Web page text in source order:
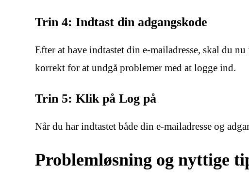
Trin 4: Indtast din adgangskode
Efter at have indtastet din e-mailadresse, skal du
korrekt for at undgå problemer med at logge ind.
Trin 5: Klik på Log på
Når du har indtastet både din e-mailadresse og
Problemløsning og nyttige